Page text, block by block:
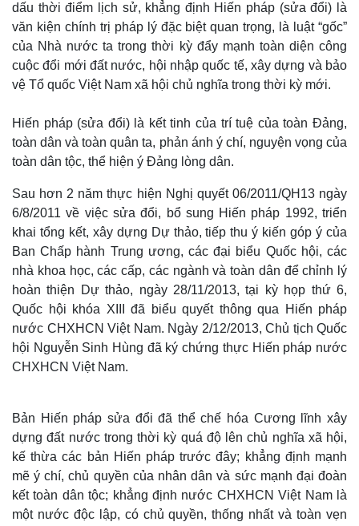
Thế giới
Quan sát
Cuộc sống đó đây
Hồ sơ
Multimedia
Video
Ảnh
E-Magazine
Infographic
dấu thời điểm lịch sử, khẳng định Hiến pháp (sửa đổi) là
văn kiện chính trị pháp lý đặc biệt quan trọng, là luật “gốc”
của Nhà nước ta trong thời kỳ đẩy mạnh toàn diện công
cuộc đổi mới đất nước, hội nhập quốc tế, xây dựng và bảo
vệ Tổ quốc Việt Nam xã hội chủ nghĩa trong thời kỳ mới.
Hiến pháp (sửa đổi) là kết tinh của trí tuệ của toàn Đảng,
toàn dân và toàn quân ta, phản ánh ý chí, nguyện vọng của
toàn dân tộc, thể hiện ý Đảng lòng dân.
Sau hơn 2 năm thực hiện Nghị quyết 06/2011/QH13 ngày
6/8/2011 về việc sửa đổi, bổ sung Hiến pháp 1992, triển
khai tổng kết, xây dựng Dự thảo, tiếp thu ý kiến góp ý của
Ban Chấp hành Trung ương, các đại biểu Quốc hội, các
nhà khoa học, các cấp, các ngành và toàn dân để chỉnh lý
hoàn thiện Dự thảo, ngày 28/11/2013, tại kỳ họp thứ 6,
Quốc hội khóa XIII đã biểu quyết thông qua Hiến pháp
nước CHXHCN Việt Nam. Ngày 2/12/2013, Chủ tịch Quốc
hội Nguyễn Sinh Hùng đã ký chứng thực Hiến pháp nước
CHXHCN Việt Nam.
Bản Hiến pháp sửa đổi đã thể chế hóa Cương lĩnh xây
dựng đất nước trong thời kỳ quá độ lên chủ nghĩa xã hội,
kế thừa các bản Hiến pháp trước đây; khẳng định mạnh
mẽ ý chí, chủ quyền của nhân dân và sức mạnh đại đoàn
kết toàn dân tộc; khẳng định nước CHXHCN Việt Nam là
một nước độc lập, có chủ quyền, thống nhất và toàn vẹn